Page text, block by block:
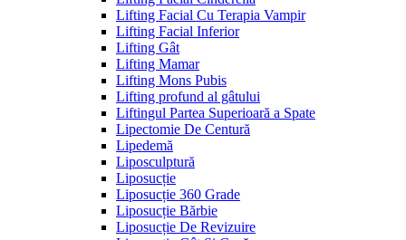
Lifting Facial Cu Terapia Vampir
Lifting Facial Inferior
Lifting Gât
Lifting Mamar
Lifting Mons Pubis
Lifting profund al gâtului
Liftingul Partea Superioară a Spate
Lipectomie De Centură
Lipedemă
Liposculptură
Liposucție
Liposucție 360 Grade
Liposucție Bărbie
Liposucție De Revizuire